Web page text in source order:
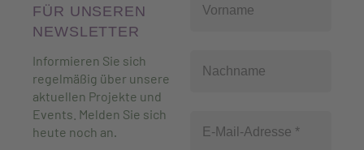
FÜR UNSEREN
NEWSLETTER
Informieren Sie sich
regelmäßig über unsere
aktuellen Projekte und
Events. Melden Sie sich
heute noch an.